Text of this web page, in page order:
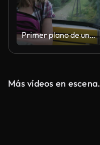
Primer plano de una joven mirando por la ventana del teleférico a través del bosque.
Más vídeos en escena.